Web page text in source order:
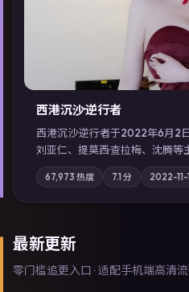
西港沉沙·逆行者
西港沉沙·逆行者于2022年6月2
刘亚仁、提莫西·查拉梅、沈腾等
失踪人口档案牵出跨国灰色产业
站内亦可通过「国产免费观看高
型高分佳作，畅享高清在线追剧
67,973 热度 7.1分 2022-11-
最新更新
零门槛追更入口 · 适配手机端高清